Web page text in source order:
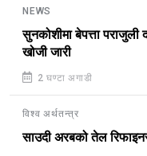
NEWS
सुनकोशीमा बेपत्ता
खोजी जारी
2 घण्टा अगाडी
विश्व अर्थतन्त्र
साउदी अरबको तेल